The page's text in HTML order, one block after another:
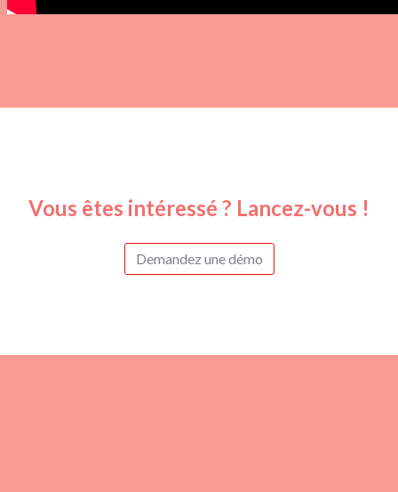
Vous êtes intéressé ? Lancez-vous !